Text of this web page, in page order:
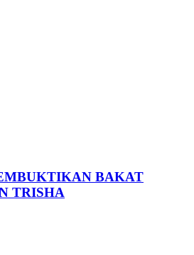
BAKAT
TRISHA